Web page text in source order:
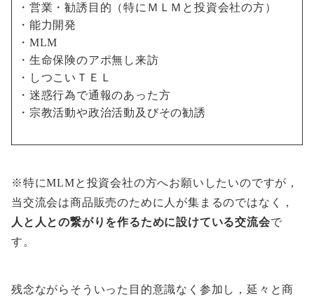
・営業・勧誘目的（特にＭＬＭと投資会社の方）
・能力開発
・MLM
・生命保険のアポ無し来訪
・しつこいＴＥＬ
・迷惑行為で通報のあった方
・宗教活動や政治活動及びその勧誘
※特にMLMと投資会社の方へお願いしたいのですが，
当交流会は商品販売のために人が集まるのではなく，
人と人との繋がりを作るために設けている交流会で
す。
残念ながらそういった目的意識なく参加し，延々と商